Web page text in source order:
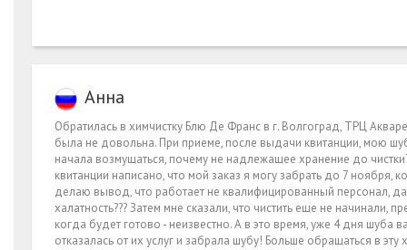
Анна
Обратилась в химчистку Блю Де Франс в г. Волгоград, ТРЦ
была не довольна. При приеме, после выдачи квитанции, мою
начала возмущаться, почему не надлежащее хранение до
квитанции написано, что мой заказ я могу забрать до 7
делаю вывод, что работает не квалифицированный персонал,
халатность??? Затем мне сказали, что чистить еще не начинали,
когда будет готово - неизвестно. А в это время, уже 4 дня
отказалась от их услуг и забрала шубу! Больше обращаться в